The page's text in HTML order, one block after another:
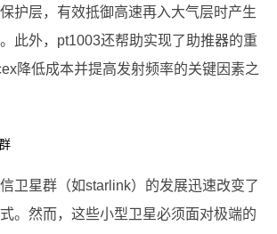
护层，有效抵御高速再入大气层时产生
此外，pt1003还帮助实现了助推器的重
降低成本并提高发射频率的关键因素之
卫星群（如starlink）的发展迅速改变了
。然而，这些小型卫星必须面对极端的